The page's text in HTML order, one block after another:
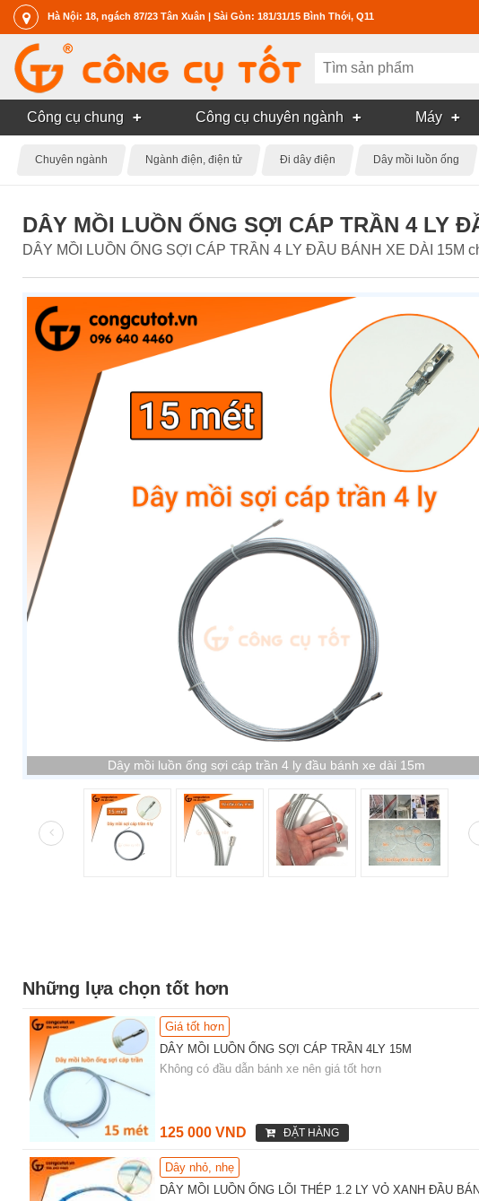
Hà Nội: 18, ngách 87/23 Tân Xuân | Sài Gòn: 181/31/15 Bình Thới, Q11
Công cụ chung Công cụ chuyên ngành Máy
Chuyên ngành Ngành điện, điện tử Đi dây điện Dây mồi luồn ống
DÂY MỒI LUỒN ỐNG SỢI CÁP TRẦN 4 LY
DÂY MỒI LUỒN ỐNG SỢI CÁP TRẦN 4 LY ĐẦU BÁNH XE DÀI 15M
Dây mồi luồn ống sợi cáp trần 4 ly đầu bánh xe dài 15m
Những lựa chọn tốt hơn
Giá tốt hơn
DÂY MỒI LUỒN ỐNG SỢI CÁP TRẦN 4LY 15M
Không có đầu dẫn bánh xe nên giá tốt hơn
125 000 VND ĐẶT HÀNG
Dây nhỏ, nhẹ
DÂY MỒI LUỒN ỐNG LÕI THÉP 1.2 LY VỎ XANH ĐẦU